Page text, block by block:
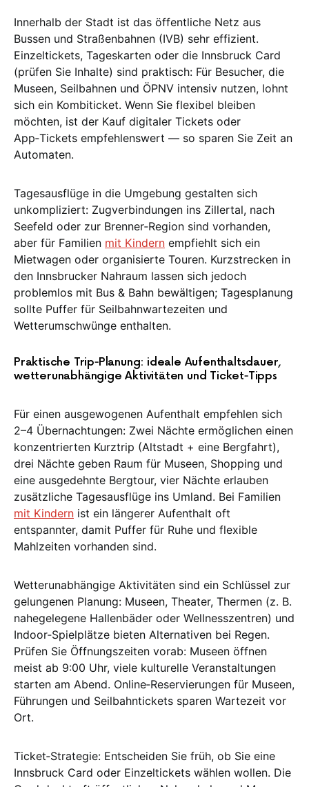
Innerhalb der Stadt ist das öffentliche Netz aus
Bussen und Straßenbahnen (IVB) sehr effizient.
Einzeltickets, Tageskarten oder die Innsbruck Card
(prüfen Sie Inhalte) sind praktisch: Für Besucher, die
Museen, Seilbahnen und ÖPNV intensiv nutzen, lohnt
sich ein Kombiticket. Wenn Sie flexibel bleiben
möchten, ist der Kauf digitaler Tickets oder
App‑Tickets empfehlenswert — so sparen Sie Zeit an
Automaten.
Tagesausflüge in die Umgebung gestalten sich
unkompliziert: Zugverbindungen ins Zillertal, nach
Seefeld oder zur Brenner‑Region sind vorhanden,
aber für Familien mit Kindern empfiehlt sich ein
Mietwagen oder organisierte Touren. Kurzstrecken in
den Innsbrucker Nahraum lassen sich jedoch
problemlos mit Bus & Bahn bewältigen; Tagesplanung
sollte Puffer für Seilbahnwartezeiten und
Wetterumschwünge enthalten.
Praktische Trip‑Planung: ideale Aufenthaltsdauer,
wetterunabhängige Aktivitäten und Ticket‑Tipps
Für einen ausgewogenen Aufenthalt empfehlen sich
2–4 Übernachtungen: Zwei Nächte ermöglichen einen
konzentrierten Kurztrip (Altstadt + eine Bergfahrt),
drei Nächte geben Raum für Museen, Shopping und
eine ausgedehnte Bergtour, vier Nächte erlauben
zusätzliche Tagesausflüge ins Umland. Bei Familien
mit Kindern ist ein längerer Aufenthalt oft
entspannter, damit Puffer für Ruhe und flexible
Mahlzeiten vorhanden sind.
Wetterunabhängige Aktivitäten sind ein Schlüssel zur
gelungenen Planung: Museen, Theater, Thermen (z. B.
nahegelegene Hallenbäder oder Wellnesszentren) und
Indoor‑Spielplätze bieten Alternativen bei Regen.
Prüfen Sie Öffnungszeiten vorab: Museen öffnen
meist ab 9:00 Uhr, viele kulturelle Veranstaltungen
starten am Abend. Online‑Reservierungen für Museen,
Führungen und Seilbahntickets sparen Wartezeit vor
Ort.
Ticket‑Strategie: Entscheiden Sie früh, ob Sie eine
Innsbruck Card oder Einzeltickets wählen wollen. Die